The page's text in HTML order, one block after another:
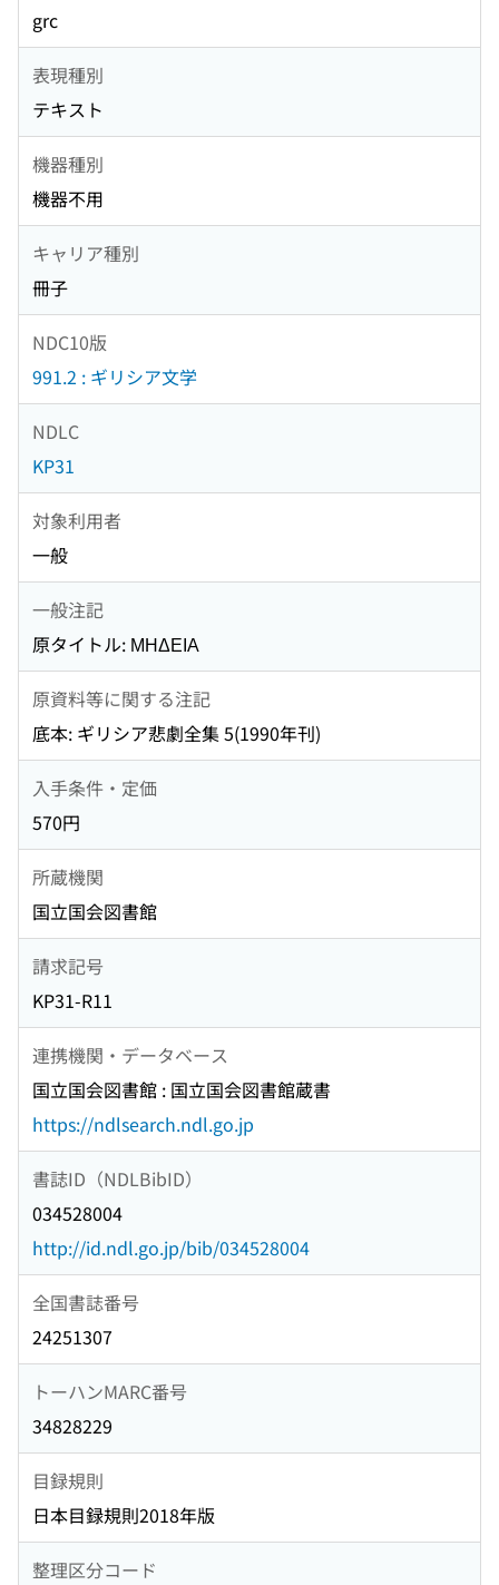
grc
表現種別
テキスト
機器種別
機器不用
キャリア種別
冊子
NDC10版
991.2 : ギリシア文学
NDLC
KP31
対象利用者
一般
一般注記
原タイトル: ΜΗΔΕΙΑ
原資料等に関する注記
底本: ギリシア悲劇全集 5(1990年刊)
入手条件・定価
570円
所蔵機関
国立国会図書館
請求記号
KP31-R11
連携機関・データベース
国立国会図書館 : 国立国会図書館蔵書
https://ndlsearch.ndl.go.jp
書誌ID（NDLBibID）
034528004
http://id.ndl.go.jp/bib/034528004
全国書誌番号
24251307
トーハンMARC番号
34828229
目録規則
日本目録規則2018年版
整理区分コード